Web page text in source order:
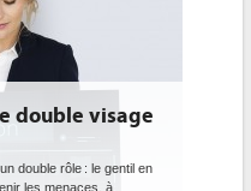
DEE: l'efficacité
bientôt une obligation
datacenters